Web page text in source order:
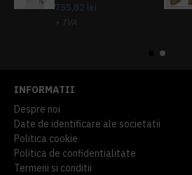
755,82 lei
+ TVA
INFORMATII
Despre noi
Date de identificare ale societatii
Politica cookie
Politica de confidentialitate
Termeni si conditii